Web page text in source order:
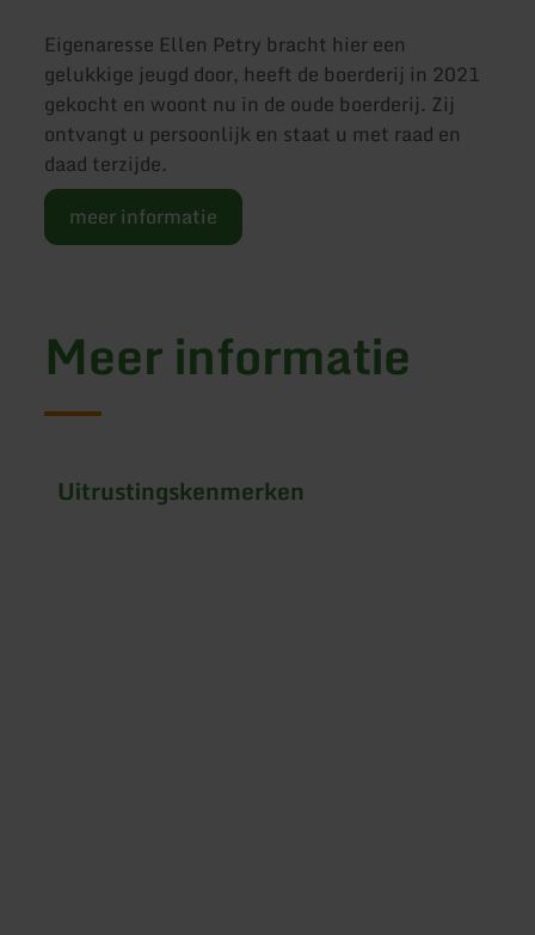
Eigenaresse Ellen Petry bracht hier een
gelukkige jeugd door, heeft de boerderij in 2021
gekocht en woont nu in de oude boerderij. Zij
ontvangt u persoonlijk en staat u met raad en
daad terzijde.
meer informatie
Meer informatie
Uitrustingskenmerken